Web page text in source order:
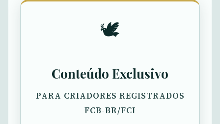
🕊️
Conteúdo Exclusivo
PARA CRIADORES REGISTRADOS
FCB-BR/FCI